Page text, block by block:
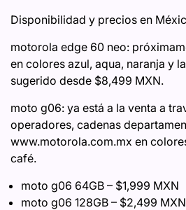
Disponibilidad y precios en
motorola edge 60 neo:
en colores azul, aqua, naranja y
sugerido desde $8,499 MXN.
moto g06: ya está a la venta a
operadores, cadenas
www.motorola.com.mx en
café.
moto g06 64GB – $1,999 MXN
moto g06 128GB – $2,499 MXN